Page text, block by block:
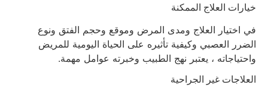
خيارات العلاج الممكنة
في اختيار العلاج ومدى المرض وموقع وحجم الفتق ونوع
الضرر العصبي وكيفية تأثيره على الحياة اليومية للمريض
واحتياجاته ، يعتبر نهج الطبيب وخبرته عوامل مهمة.
العلاجات غير الجراحية